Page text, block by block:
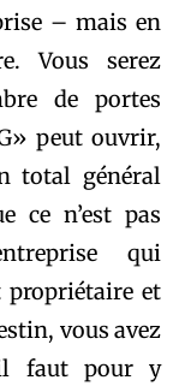
– mais en
Vous serez
de portes
peut ouvrir,
total général
ce n’est pas
qui
propriétaire et
vous avez
faut pour y